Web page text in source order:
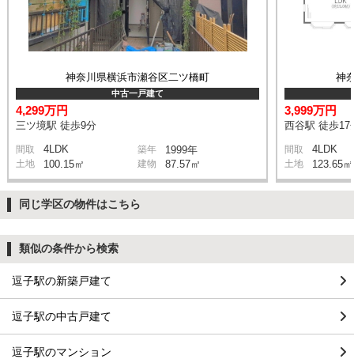
神奈川県横浜市瀬谷区二ツ橋町
中古一戸建て
4,299万円
三ツ境駅 徒歩9分
間取 4LDK 築年 1999年
土地 100.15㎡ 建物 87.57㎡
神
3,999万円
西谷駅 徒歩17
間取 4LDK
土地 123.65㎡
同じ学区の物件はこちら
類似の条件から検索
逗子駅の新築戸建て
逗子駅の中古戸建て
逗子駅のマンション